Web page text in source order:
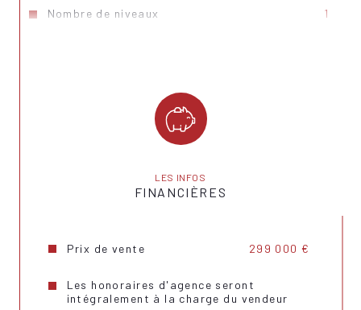
Nombre de niveaux
1
Mode de chauffage
Nombre de parking
LES INFOS
FINANCIÈRES
Prix de vente 299 000 €
Les honoraires d'agence seront
intégralement à la charge du vendeur